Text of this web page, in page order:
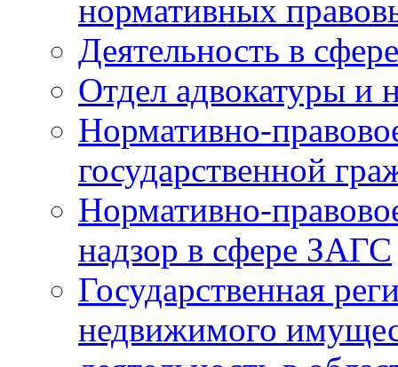
нормативных
Деятельность в
Отдел адвокатуры и
Нормативно-
государственной
Нормативно-
надзор в сфере ЗАГС
Государственная
недвижимого